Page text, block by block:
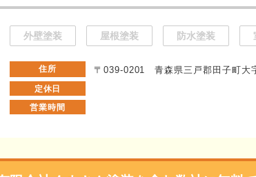
外壁塗装 屋根塗装 防水塗装
住所 〒039-0201 青森県三戸郡田子町大
定休日
営業時間